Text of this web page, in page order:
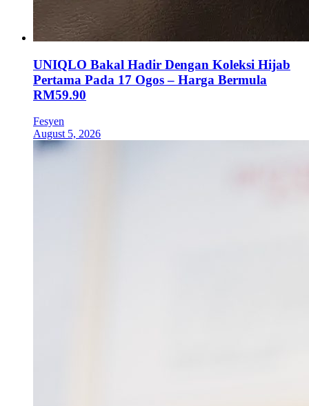
UNIQLO Bakal Hadir Dengan Koleksi Hijab
Pertama Pada 17 Ogos – Harga Bermula
RM59.90
Fesyen
August 5, 2026